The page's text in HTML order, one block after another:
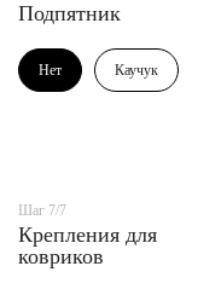
Подпятник
Нет Каучук
Шаг 7/7
Крепления для
ковриков